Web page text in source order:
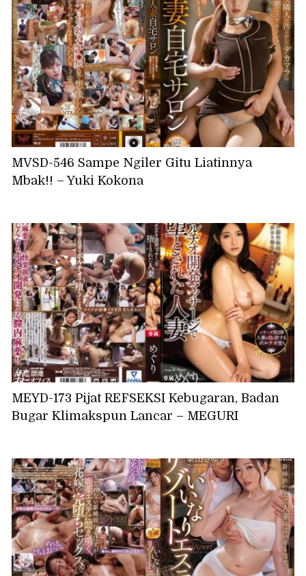
MVSD-546 Sampe Ngiler Gitu Liatinnya
Mbak!! – Yuki Kokona
MEYD-173 Pijat REFSEKSI Kebugaran, Badan
Bugar Klimakspun Lancar – MEGURI